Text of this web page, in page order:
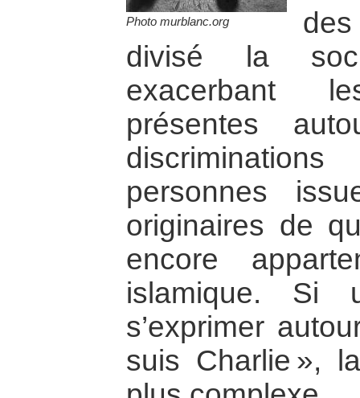
Photo murblanc.org
divisé la
exacerbant
présentes
personnes
originaires de
encore
islamique. Si
s’exprimer
suis Charlie »,